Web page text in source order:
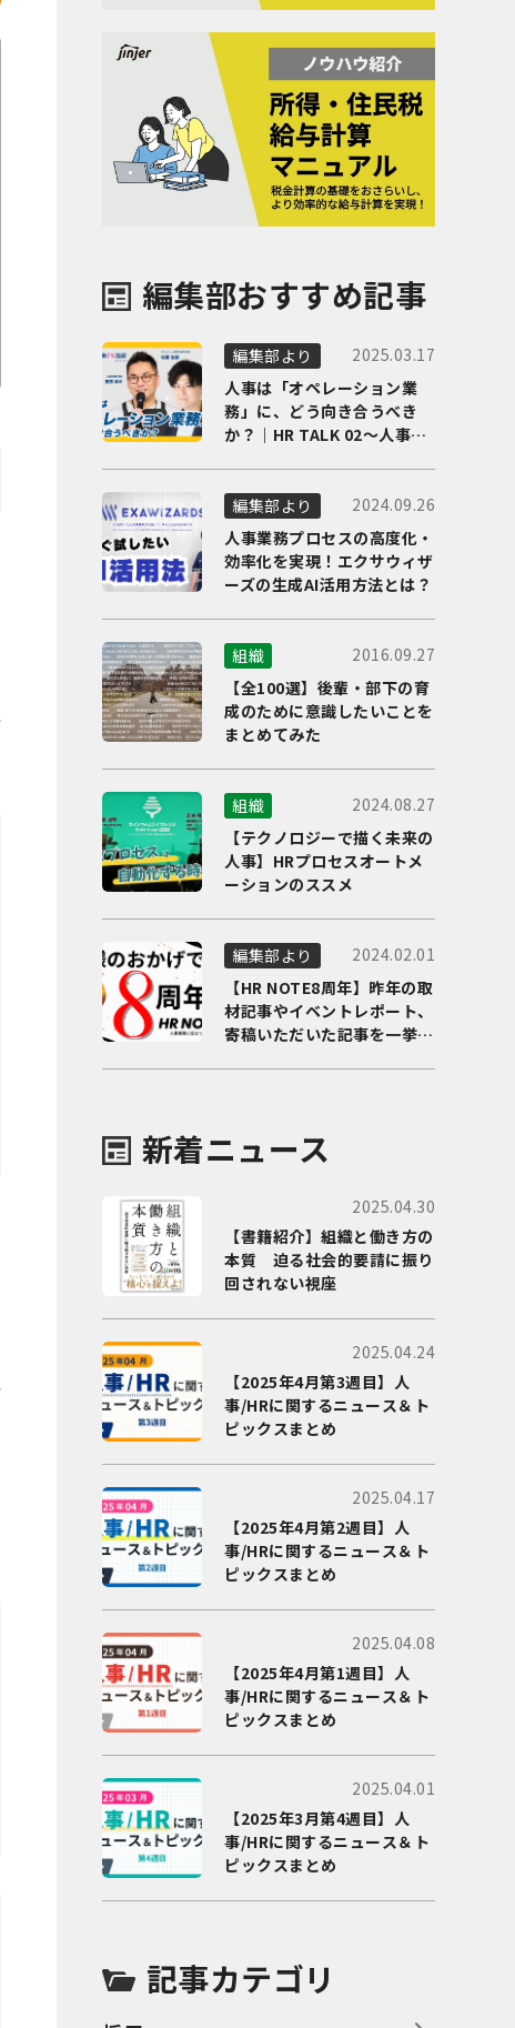
編集部おすすめ記事
編集部より
2025.03.17
人事は「オペレーション業
務」に、どう向き合うべき
か？｜HR TALK 02～人事DX
編集部より
2024.09.26
人事業務プロセスの高度化・
効率化を実現！エクサウィザ
ーズの生成AI活用方法とは？
組織
2016.09.27
【全100選】後輩・部下の育
成のために意識したいことを
まとめてみた
組織
2024.08.27
【テクノロジーで描く未来の
人事】HRプロセスオートメ
ーションのススメ
編集部より
2024.02.01
【HR NOTE8周年】昨年の取
材記事やイベントレポート、
寄稿いただいた記事を一挙に
新着ニュース
2025.04.30
【書籍紹介】組織と働き方の
本質 迫る社会的要請に振り
回されない視座
2025.04.24
【2025年4月第3週目】人
事/HRに関するニュース＆ト
ピックスまとめ
2025.04.17
【2025年4月第2週目】人
事/HRに関するニュース＆ト
ピックスまとめ
2025.04.08
【2025年4月第1週目】人
事/HRに関するニュース＆ト
ピックスまとめ
2025.04.01
【2025年3月第4週目】人
事/HRに関するニュース＆ト
ピックスまとめ
記事カテゴリ